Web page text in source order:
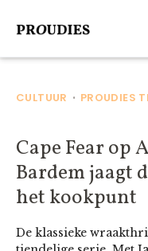
CULTUUR • PROUDIES
Cape Fear op
Bardem jaagt
het kookpunt
De klassieke